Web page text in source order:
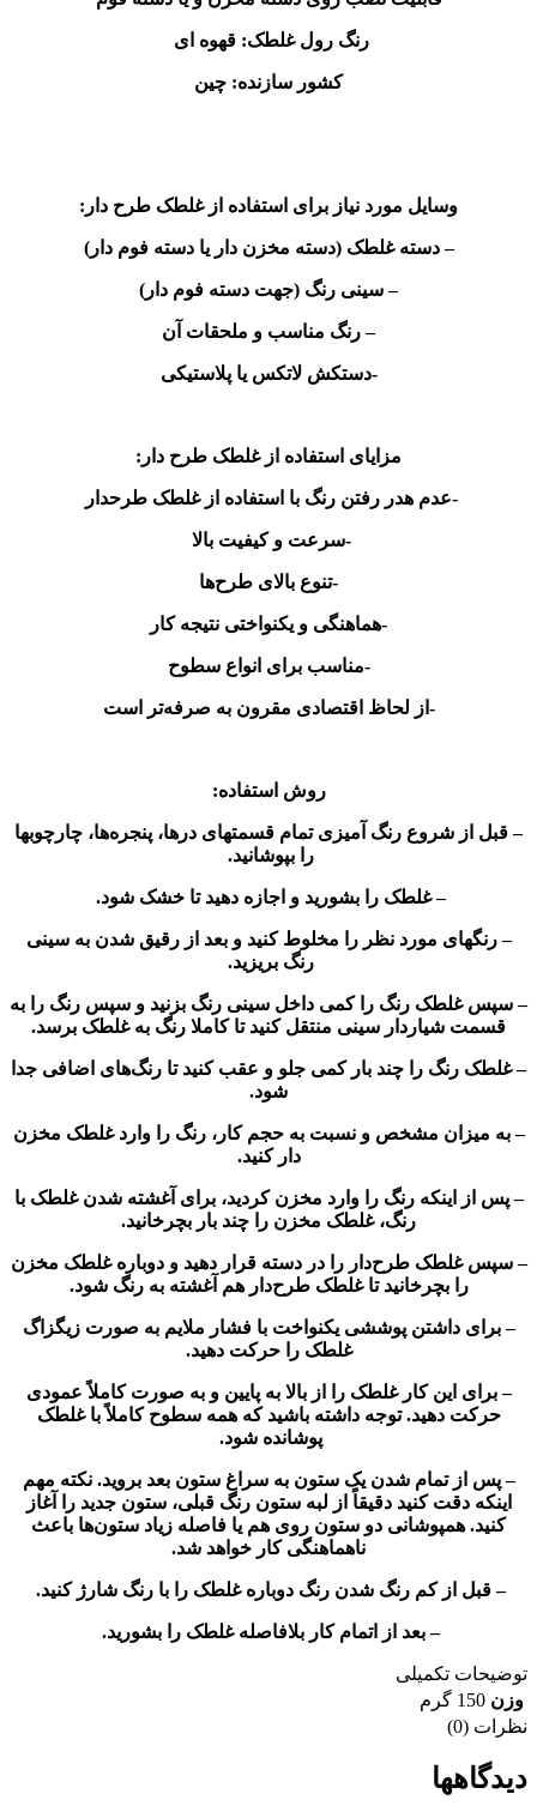
رنگ رول غلطک: قهوه ای
کشور سازنده: چین
وسایل مورد نیاز برای استفاده از غلطک طرح دار:
– دسته غلطک (دسته مخزن دار یا دسته فوم ‌دار)
– سینی رنگ (جهت دسته فوم دار)
– رنگ مناسب و ملحقات آن
-دستکش لاتکس یا پلاستیکی
مزایای استفاده از غلطک طرح دار:
-عدم هدر رفتن رنگ با استفاده از غلطک طرحدار
-سرعت و کیفیت بالا
-تنوع بالای طرح‌ها
-هماهنگی و یکنواختی نتیجه کار
-مناسب برای انواع سطوح
-از لحاظ اقتصادی مقرون به صرفه‌تر است
روش استفاده:
– قبل از شروع رنگ آمیزی تمام قسمتهای درها، پنجره‌ها، چارچوبها
را بپوشانید.
– غلطک را بشورید و اجازه دهید تا خشک شود.
– رنگهای مورد نظر را مخلوط کنید و بعد از رقیق شدن به سینی
رنگ بریزید.
– سپس غلطک رنگ را کمی داخل سینی رنگ بزنید و سپس رنگ را به
قسمت شیاردار سینی منتقل کنید تا کاملا رنگ به غلطک برسد.
– غلطک رنگ را چند بار کمی جلو و عقب کنید تا رنگ‌های اضافی جدا
شود.
– به میزان مشخص و نسبت به حجم کار، رنگ را وارد غلطک مخزن
دار کنید.
– پس از اینکه رنگ را وارد مخزن کردید، برای آغشته شدن غلطک با
رنگ، غلطک مخزن را چند بار بچرخانید.
– سپس غلطک طرح‌دار را در دسته قرار دهید و دوباره غلطک مخزن
را بچرخانید تا غلطک طرح‌دار هم آغشته به رنگ شود.
– برای داشتن پوششی یکنواخت با فشار ملایم به صورت زیگزاگ
غلطک را حرکت دهید.
– برای این کار غلطک را از بالا به پایین و به ‌صورت کاملاً عمودی
حرکت دهید. توجه داشته باشید که همه سطوح کاملاً با غلطک
پوشانده شود.
– پس از تمام شدن یک ستون به سراغ ستون بعد بروید. نکته مهم
اینکه دقت کنید دقیقاً از لبه ستون رنگ قبلی، ستون جدید را آغاز
کنید. همپوشانی دو ستون روی هم یا فاصله زیاد ستون‌ها باعث
ناهماهنگی کار خواهد شد.
– قبل از کم رنگ شدن رنگ دوباره غلطک را با رنگ شارژ کنید.
– بعد از اتمام کار بلافاصله غلطک را بشورید.
توضیحات تکمیلی
وزن 150 گرم
نظرات (0)
دیدگاهها